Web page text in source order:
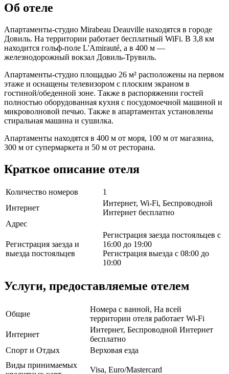
Об отеле
Апартаменты-студио Mirabeau Deauville находятся в городе
Довиль. На территории работает бесплатный WiFi. В 3,8 км
находится гольф-поле L'Amirauté, а в 400 м —
железнодорожный вокзал Довиль-Трувиль.
Апартаменты-студио площадью 26 м² расположены на первом
этаже и оснащены телевизором с плоским экраном в
гостиной/обеденной зоне. Также в распоряжении гостей
полностью оборудованная кухня с посудомоечной машиной и
микроволновой печью. Также в апартаментах установлены
стиральная машина и сушилка.
Апартаменты находятся в 400 м от моря, 100 м от магазина,
300 м от супермаркета и 50 м от ресторана.
Краткое описание отеля
Количество номеров
1
Интернет
Интернет, Wi-Fi, Беспроводной
Интернет бесплатно
Адрес
Регистрация заезда и
выезда постояльцев
Регистрация заезда постояльцев с
16:00 до 19:00
Регистрация выезда с 08:00 до
10:00
Услуги, предоставляемые отелем
Общие
Номера с ванной, На всей
территории отеля работает Wi-Fi
Интернет
Интернет, Беспроводной Интернет
бесплатно
Спорт и Отдых
Верховая езда
Виды принимаемых
Visa, Euro/Mastercard